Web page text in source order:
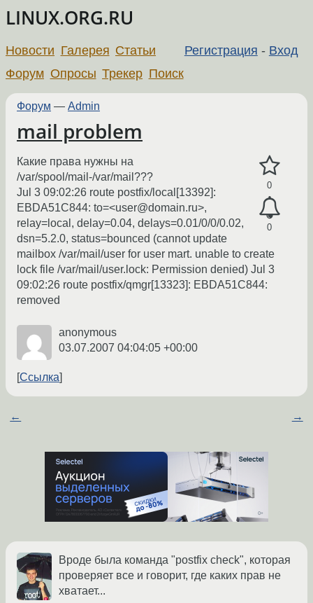
LINUX.ORG.RU
Регистрация - Вход
Новости Галерея Статьи
Форум Опросы Трекер Поиск
Форум — Admin
mail problem
0
0
Какие права нужны на
/var/spool/mail-/var/mail???
Jul 3 09:02:26 route postfix/local[13392]:
EBDA51C844: to=<user@domain.ru>,
relay=local, delay=0.04, delays=0.01/0/0/0.02,
dsn=5.2.0, status=bounced (cannot update
mailbox /var/mail/user for user mart. unable to create
lock file /var/mail/user.lock: Permission denied) Jul 3
09:02:26 route postfix/qmgr[13323]: EBDA51C844:
removed
anonymous
03.07.2007 04:04:05 +00:00
Ссылка
← →
Вроде была команда "postfix check", которая
проверяет все и говорит, где каких прав не
хватает...